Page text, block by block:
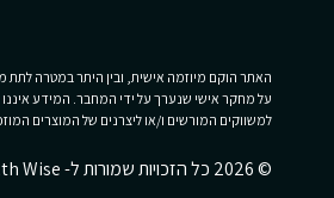
האתר הוקם מיוזמה אישית, ובין היתר במטרה לתת
על מחקר אישי שנערך על ידי המחבר. המידע איננו
למשווקים המורשים ו/או ליצרנים של המוצרים
© 2026 כל הזכויות שמורות ל- Health Wise